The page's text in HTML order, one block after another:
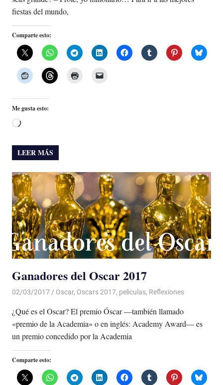
fiestas del mundo,
Comparte esto:
Me gusta esto:
Cargando...
LEER MÁS
Ganadores del Oscar 2017
02/03/2017 Luis Castellanos
Oscar, Oscars 2017, peliculas, Reflexiones
¿Qué es el Oscar? El premio Óscar —también llamado
«premio de la Academia» o en inglés: Academy Award— es
un premio concedido por la Academia
Comparte esto: